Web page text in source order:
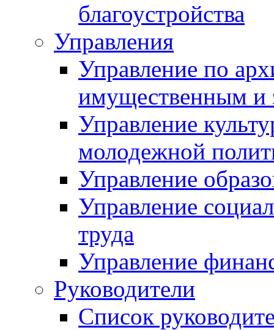
благоустройства
Управления
Управление по
имущественным и
Управление
молодежной
Управление
Управление
труда
Управление
Руководители
Список